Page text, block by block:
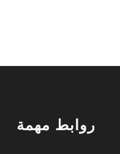
روابط مهمة